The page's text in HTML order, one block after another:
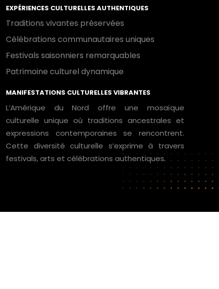
EXPÉRIENCES CULTURELLES AUTHENTIQUES
Traditions vivantes préservées
Célébrations communautaires uniques
Festivals saisonniers remarquables
Patrimoine culturel dynamique
MANIFESTATIONS CULTURELLES VIBRANTES
L’Amérique du Nord offre une mosaïque
culturelle unique où traditions ancestrales et
expressions contemporaines se rencontrent.
Cette diversité culturelle s’exprime à travers
festivals, arts et célébrations authentiques.